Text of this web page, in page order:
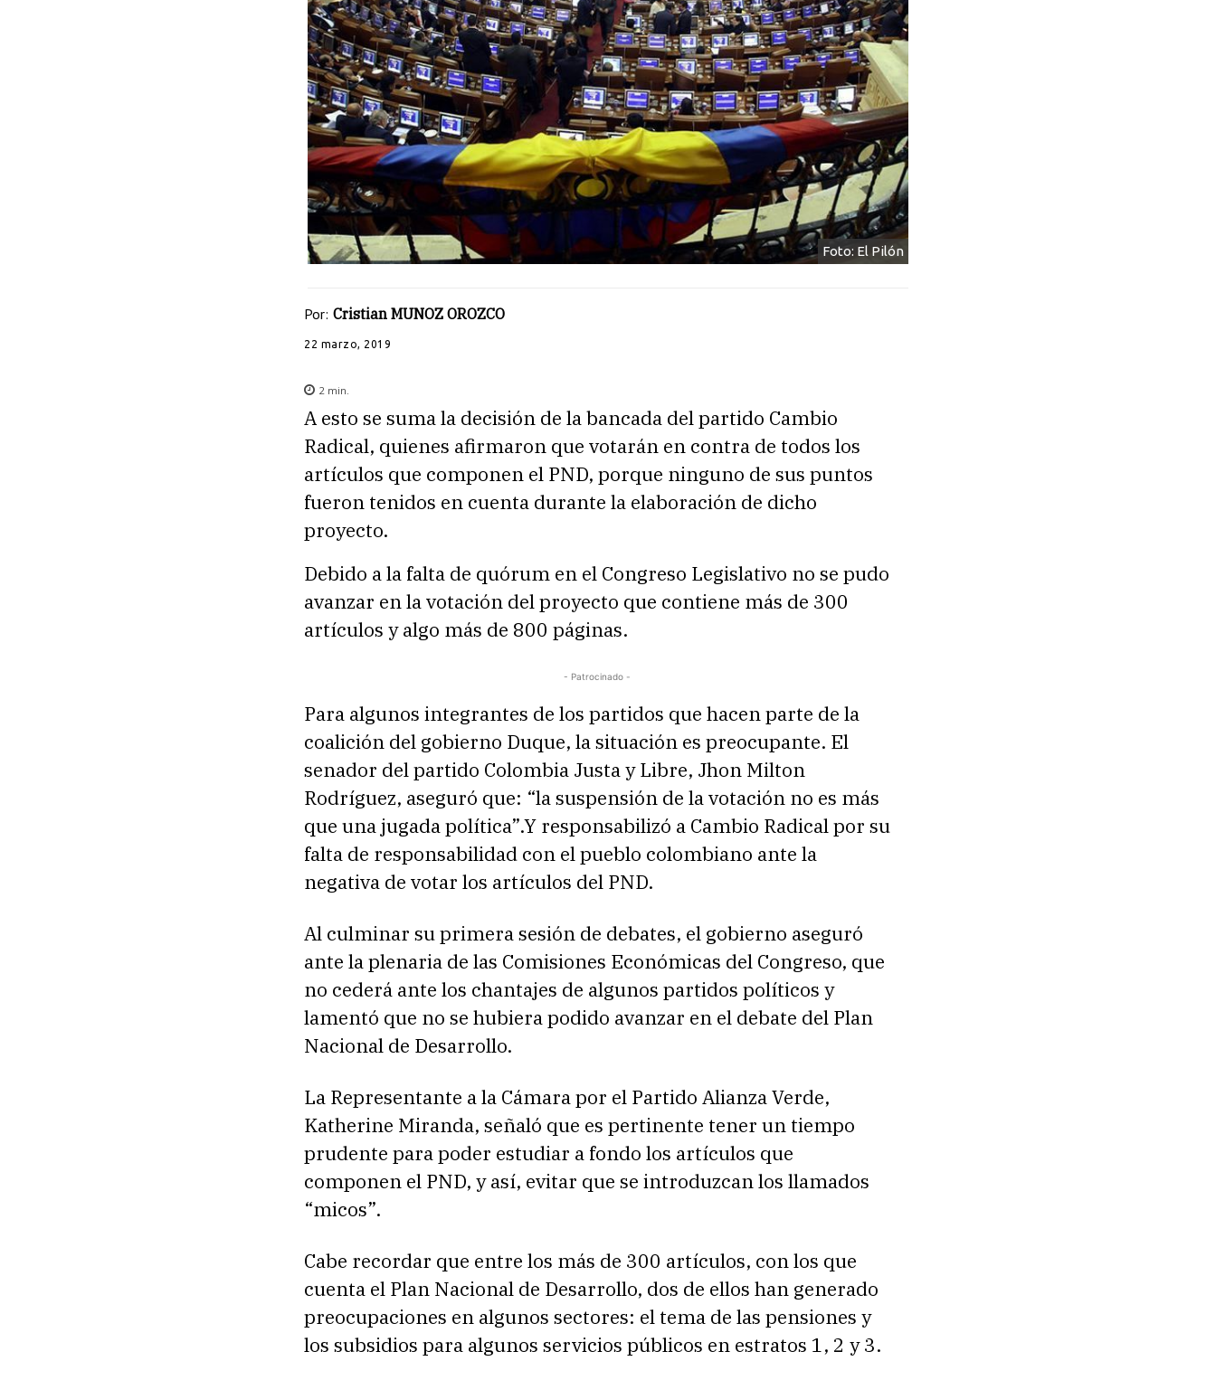
Foto: El Pilón
Por: Cristian MUNOZ OROZCO
22 marzo, 2019
2 min.
A esto se suma la decisión de la bancada del partido Cambio
Radical, quienes afirmaron que votarán en contra de todos los
artículos que componen el PND, porque ninguno de sus puntos
fueron tenidos en cuenta durante la elaboración de dicho
proyecto.
Debido a la falta de quórum en el Congreso Legislativo no se pudo
avanzar en la votación del proyecto que contiene más de 300
artículos y algo más de 800 páginas.
- Patrocinado -
Para algunos integrantes de los partidos que hacen parte de la
coalición del gobierno Duque, la situación es preocupante. El
senador del partido Colombia Justa y Libre, Jhon Milton
Rodríguez, aseguró que: “la suspensión de la votación no es más
que una jugada política”.Y responsabilizó a Cambio Radical por su
falta de responsabilidad con el pueblo colombiano ante la
negativa de votar los artículos del PND.
Al culminar su primera sesión de debates, el gobierno aseguró
ante la plenaria de las Comisiones Económicas del Congreso, que
no cederá ante los chantajes de algunos partidos políticos y
lamentó que no se hubiera podido avanzar en el debate del Plan
Nacional de Desarrollo.
La Representante a la Cámara por el Partido Alianza Verde,
Katherine Miranda, señaló que es pertinente tener un tiempo
prudente para poder estudiar a fondo los artículos que
componen el PND, y así, evitar que se introduzcan los llamados
“micos”.
Cabe recordar que entre los más de 300 artículos, con los que
cuenta el Plan Nacional de Desarrollo, dos de ellos han generado
preocupaciones en algunos sectores: el tema de las pensiones y
los subsidios para algunos servicios públicos en estratos 1, 2 y 3.